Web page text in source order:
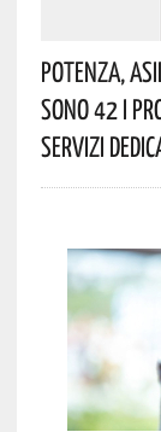
Potenza,
Sono 42 I
Servizi